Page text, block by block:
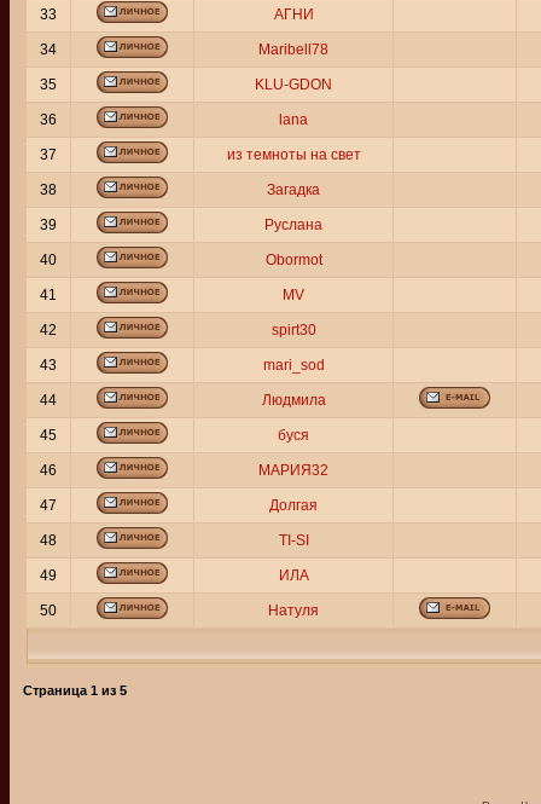
33 АГНИ
34 Maribell78
35 KLU-GDON
36 lana
37 из темноты на свет
38 Загадка
39 Руслана
40 Obormot
41 MV
42 spirt30
43 mari_sod
44 Людмила
45 буся
46 МАРИЯ32
47 Долгая
48 TI-SI
49 ИЛА
50 Натуля
Страница 1 из 5